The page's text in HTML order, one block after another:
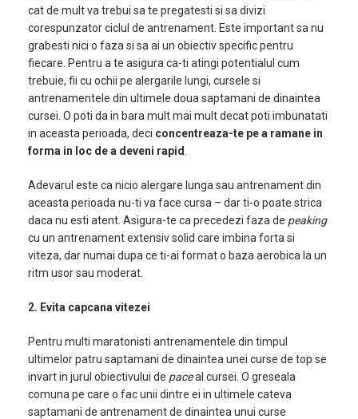
cat de mult va trebui sa te pregatesti si sa divizi
corespunzator ciclul de antrenament. Este important sa nu
grabesti nici o faza si sa ai un obiectiv specific pentru
fiecare. Pentru a te asigura ca-ti atingi potentialul cum
trebuie, fii cu ochii pe alergarile lungi, cursele si
antrenamentele din ultimele doua saptamani de dinaintea
cursei. O poti da in bara mult mai mult decat poti imbunatati
in aceasta perioada, deci concentreaza-te pe a ramane in
forma in loc de a deveni rapid
Adevarul este ca nicio alergare lunga sau antrenament din
aceasta perioada nu-ti va face cursa – dar ti-o poate strica
daca nu esti atent. Asigura-te ca precedezi faza de peaking
cu un antrenament extensiv solid care imbina forta si
viteza, dar numai dupa ce ti-ai format o baza aerobica la un
ritm usor sau moderat.
2. Evita capcana vitezei
Pentru multi maratonisti antrenamentele din timpul
ultimelor patru saptamani de dinaintea unei curse de top se
invart in jurul obiectivului de paceal cursei. O greseala
comuna pe care o fac unii dintre ei in ultimele cateva
saptamani de antrenament de dinaintea unui curse